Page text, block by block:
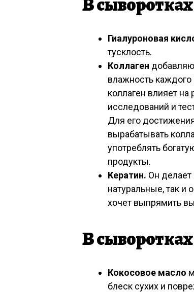
Гиалуроновая
тусклость.
Коллаген
влажность каждого
коллаген влияет
исследований и
Для его
вырабатывать
употреблять
продукты.
Кератин. Он
натуральные, так и
хочет выпрямить
В
Кокосовое масло
блеск сухих и